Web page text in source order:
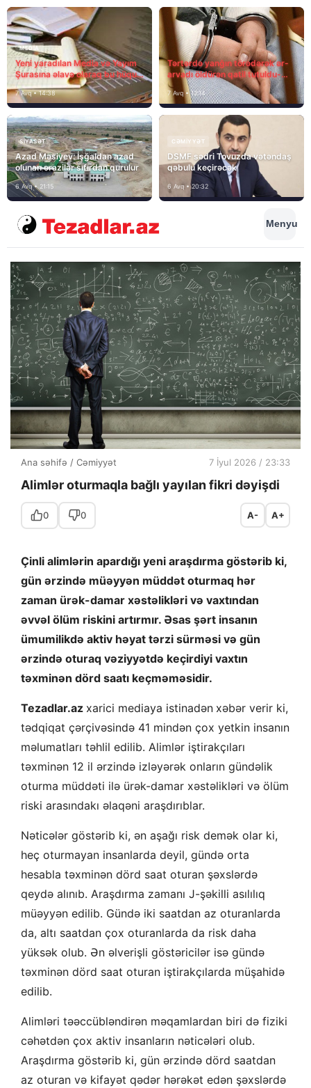
MEDİA
Yeni yaradılan Media və Yayım
Şurasına əlavə olaraq bu hüquq
və vəzifələr də verilib
7 Avq • 14:38
Tərtərdə yanğın törədərək ər-
arvadı öldürən qatil tutuldu-
SON DƏQİQƏ
7 Avq • 12:14
SIYASƏT
Azad Məsiyev: İşğaldan azad
olunan ərazilər sıfırdan qurulur
6 Avq • 21:15
CƏMIYYƏT
DSMF sədri Tovuzda vətəndaş
qəbulu keçirəcək
6 Avq • 20:32
Menyu
Ana səhifə / Cəmiyyət 7 İyul 2026 / 23:33
Alimlər oturmaqla bağlı yayılan fikri dəyişdi
0 0 A- A+
Çinli alimlərin apardığı yeni araşdırma göstərib ki,
gün ərzində müəyyən müddət oturmaq hər
zaman ürək-damar xəstəlikləri və vaxtından
əvvəl ölüm riskini artırmır. Əsas şərt insanın
ümumilikdə aktiv həyat tərzi sürməsi və gün
ərzində oturaq vəziyyətdə keçirdiyi vaxtın
təxminən dörd saatı keçməməsidir.
Tezadlar.az xarici mediaya istinadən xəbər verir ki,
tədqiqat çərçivəsində 41 mindən çox yetkin insanın
məlumatları təhlil edilib. Alimlər iştirakçıları
təxminən 12 il ərzində izləyərək onların gündəlik
oturma müddəti ilə ürək-damar xəstəlikləri və ölüm
riski arasındakı əlaqəni araşdırıblar.
Nəticələr göstərib ki, ən aşağı risk demək olar ki,
heç oturmayan insanlarda deyil, gündə orta
hesabla təxminən dörd saat oturan şəxslərdə
qeydə alınıb. Araşdırma zamanı J-şəkilli asılılıq
müəyyən edilib. Gündə iki saatdan az oturanlarda
da, altı saatdan çox oturanlarda da risk daha
yüksək olub. Ən əlverişli göstəricilər isə gündə
təxminən dörd saat oturan iştirakçılarda müşahidə
edilib.
Alimləri təəccübləndirən məqamlardan biri də fiziki
cəhətdən çox aktiv insanların nəticələri olub.
Araşdırma göstərib ki, gün ərzində dörd saatdan
az oturan və kifayət qədər hərəkət edən şəxslərdə